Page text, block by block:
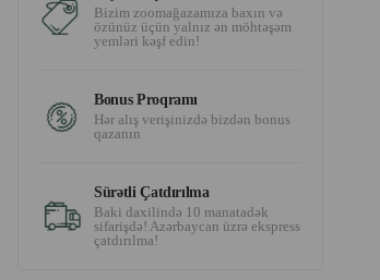
Bizim zoomağazamıza baxın və
özünüz üçün yalnız ən möhtəşəm
yemləri kəşf edin!
Bonus Proqramı
Hər alış verişinizdə bizdən bonus
qazanın
Sürətli Çatdırılma
Baki daxilində 10 manatadək
sifarişdə! Azərbaycan üzrə ekspress
çatdırılma!